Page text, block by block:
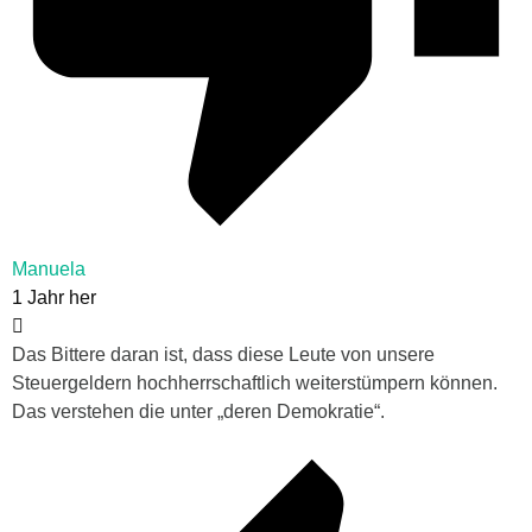
Manuela
1 Jahr her
Das Bittere daran ist, dass diese Leute von unsere
Steuergeldern hochherrschaftlich weiterstümpern können.
Das verstehen die unter „deren Demokratie“.